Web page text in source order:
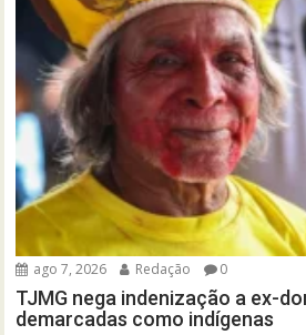
ago 7, 2026 Redação 0
TJMG nega indenização a ex-
demarcadas como indígenas